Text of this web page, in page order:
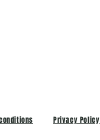
Privacy Policy